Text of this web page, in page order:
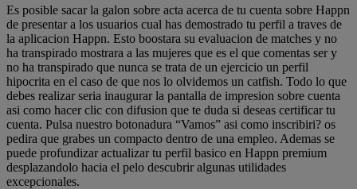
Es posible sacar la galon sobre acta acerca de tu cuenta sobre Happn
de presentar a los usuarios cual has demostrado tu perfil a traves de
la aplicacion Happn. Esto boostara su evaluacion de matches y no
ha transpirado mostrara a las mujeres que es el que comentas ser y
no ha transpirado que nunca se trata de un ejercicio un perfil
hipocrita en el caso de que nos lo olvidemos un catfish. Todo lo que
debes realizar seri­a inaugurar la pantalla de impresion sobre cuenta
asi­ como hacer clic con difusion que te duda si deseas certificar tu
cuenta. Pulsa nuestro botonadura “Vamos” asi­ como inscribiri? os
pedira que grabes un compacto dentro de una empleo. Ademas se
puede profundizar actualizar tu perfil basico en Happn premium
desplazandolo hacia el pelo descubrir algunas utilidades
excepcionales.